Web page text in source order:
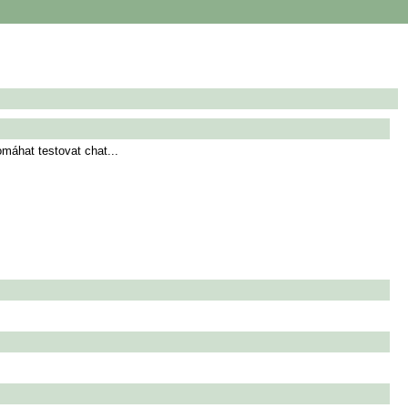
testovat chat...